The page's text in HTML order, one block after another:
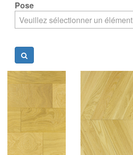
Pose
Veuillez sélectionner un élément